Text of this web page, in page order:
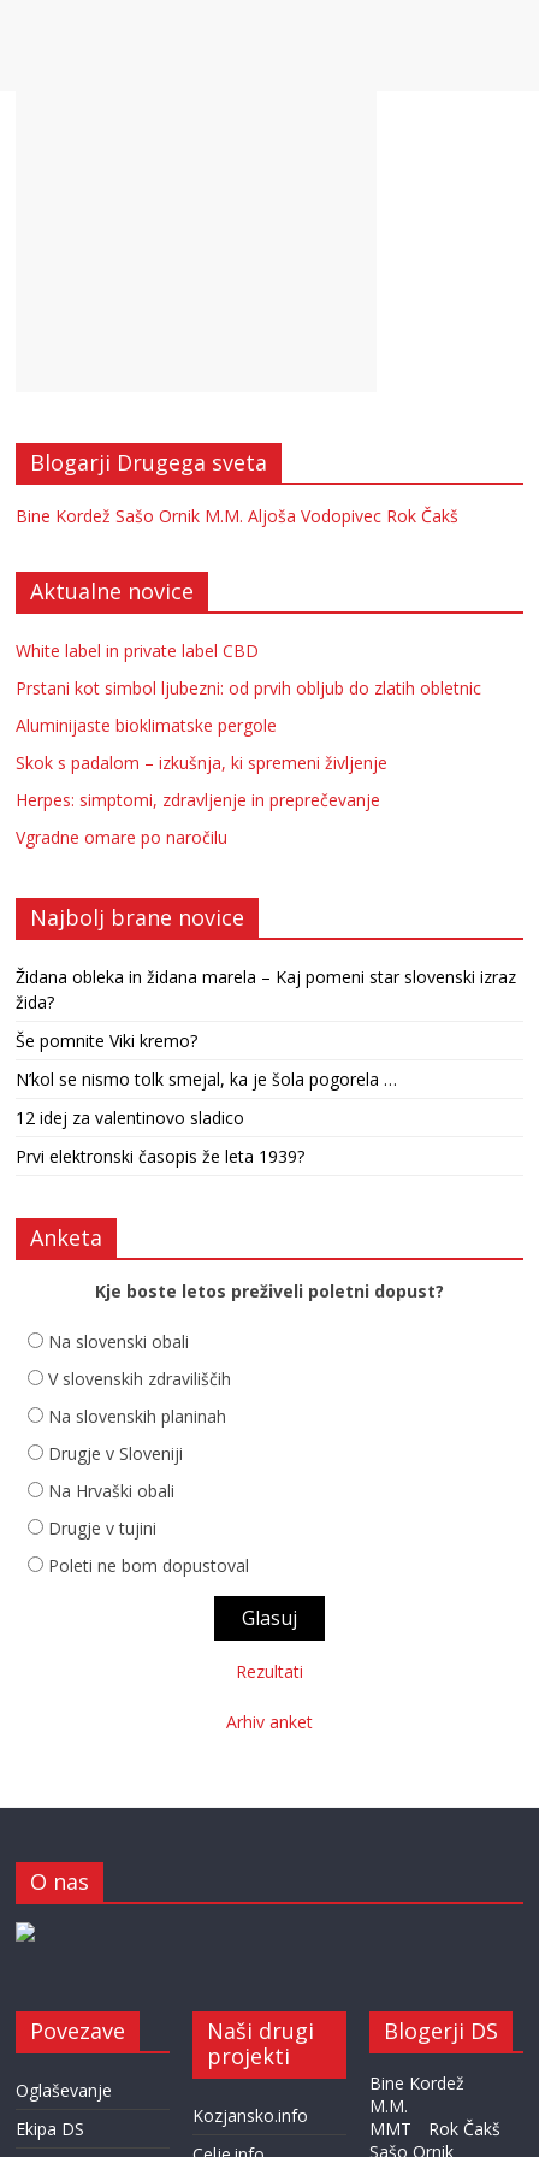
Blogarji Drugega sveta
Bine Kordež Sašo Ornik M.M. Aljoša Vodopivec Rok Čakš
Aktualne novice
White label in private label CBD
Prstani kot simbol ljubezni: od prvih obljub do zlatih obletnic
Aluminijaste bioklimatske pergole
Skok s padalom – izkušnja, ki spremeni življenje
Herpes: simptomi, zdravljenje in preprečevanje
Vgradne omare po naročilu
Najbolj brane novice
Židana obleka in židana marela – Kaj pomeni star slovenski izraz
žida?
Še pomnite Viki kremo?
N’kol se nismo tolk smejal, ka je šola pogorela …
12 idej za valentinovo sladico
Prvi elektronski časopis že leta 1939?
Anketa
Kje boste letos preživeli poletni dopust?
Na slovenski obali
V slovenskih zdraviliščih
Na slovenskih planinah
Drugje v Sloveniji
Na Hrvaški obali
Drugje v tujini
Poleti ne bom dopustoval
Rezultati
Arhiv anket
O nas
Povezave
Oglaševanje
Ekipa DS
Naši drugi
projekti
Kozjansko.info
Blogerji DS
Bine Kordež
M.M.
MMT
Rok Čakš
Sašo Ornik